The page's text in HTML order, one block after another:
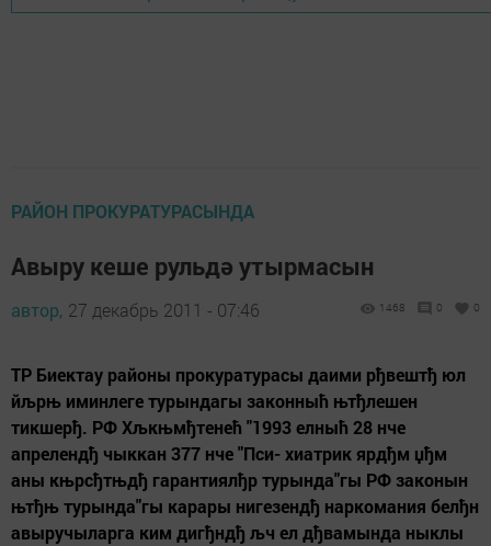
РАЙОН ПРОКУРАТУРАСЫНДА
Авыру кеше рульдә утырмасын
автор, 27 декабрь 2011 - 07:46 1468 0 0
ТР Биектау районы прокуратурасы даими рђвештђ юл
йљрњ иминлеге турындагы законныћ њтђлешен
тикшерђ. РФ Хљкњмђтенећ "1993 елныћ 28 нче
апрелендђ чыккан 377 нче "Пси- хиатрик ярдђм џђм
аны књрсђтњдђ гарантиялђр турында"гы РФ законын
њтђњ турында"гы карары нигезендђ наркомания белђн
авыручыларга ким дигђндђ љч ел дђвамында ныклы